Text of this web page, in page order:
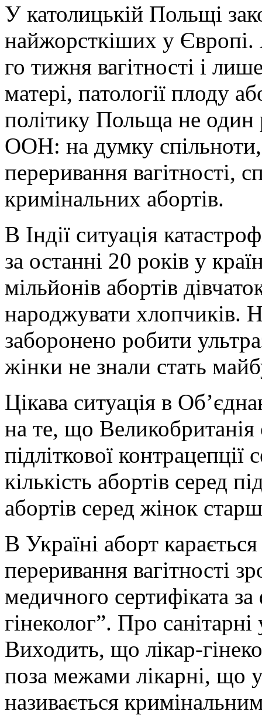
У католицькій Польщі
найжорсткіших у Європі.
го тижня вагітності і
матері, патології плоду
політику Польща не один
ООН: на думку
переривання вагітності,
кримінальних абортів.
В Індії ситуація
за останні 20 років у
мільйонів абортів
народжувати хлопчиків.
заборонено робити
жінки не знали стать
Цікава ситуація в
на те, що
підліткової
кількість абортів серед
абортів серед жінок
В Україні аборт
переривання вагітності
медичного сертифіката
гінеколог”. Про
Виходить, що лікар-
поза межами лікарні, що
називається